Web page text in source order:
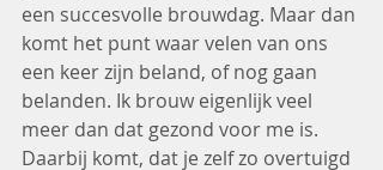
een succesvolle brouwdag. Maar dan
komt het punt waar velen van ons
een keer zijn beland, of nog gaan
belanden. Ik brouw eigenlijk veel
meer dan dat gezond voor me is.
Daarbij komt, dat je zelf zo overtuigd